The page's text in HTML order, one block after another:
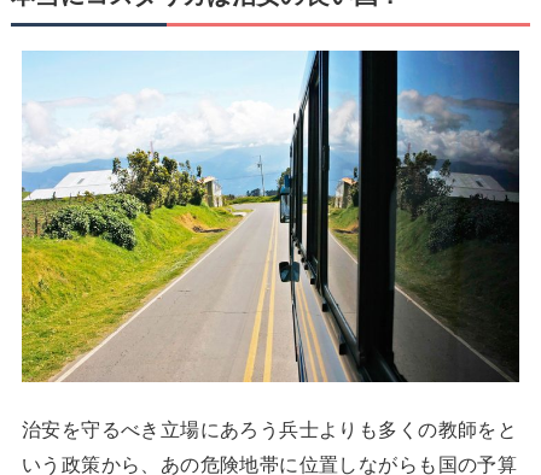
治安を守るべき立場にあろう兵士よりも多くの教師をと
いう政策から、あの危険地帯に位置しながらも国の予算